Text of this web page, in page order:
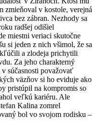
zmieňoval v kostole, verejná
bez zábran. Nezhody sa
radšej odišiel
miestni veriaci skutočne
si jeden z nich všimol, že sa
a zlodeja prichytili
Za jeho charakterný
súčasnosti považovať
väzňov si ho eviduje ako
pristúpil na kompromis so
veľkú kariéru. Ale
Kalina zomrel
bol vo svojom rodisku –